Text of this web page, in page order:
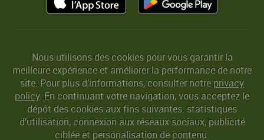
Nous utilisons des cookies pour vous garantir la
meilleure expérience et améliorer la performance de notre
site. Pour plus d’informations, consulter notreprivacy
policy. En continuant votre navigation, vous acceptez le
dépôt des cookies aux fins suivantes: statistiques
d’utilisation, connexion aux réseaux sociaux, publicité
ciblée et personalisation de contenu.